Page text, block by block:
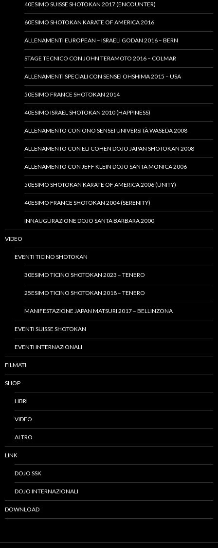
40ESIMO SUISSE SHOTOKAN 2017 (ENCOUNTER)
60ESIMO SHOTOKAN KARATE OF AMERICA 2016
ALLENAMENTI EUROPEAN – ISRAELI GODAN 2016 – BERN
STAGE TECNICO CON JOHN TERAMOTO 2016 – COLMAR
ALLENAMENTI SPECIALI CON SENSEI OHSHIMA 2015 – USA
50ESIMO FRANCE SHOTOKAN 2014
40ESIMO ISRAEL SHOTOKAN 2010 (HAPPINESS)
ALLENAMENTO CON ONO SENSEI UNIVERSITÀ WASEDA 2008
ALLENAMENTO CON ELI COHEN DOJO JAPAN SHOTOKAN 2008
ALLENAMENTO CON JEFF KLEIN DOJO SANTA MONICA 2006
50ESIMO SHOTOKAN KARATE OF AMERICA 2006 (UNITY)
40ESIMO FRANCE SHOTOKAN 2004 (SERENITY)
INNAUGURAZIONE DOJO SANTA BARBARA 2000
VIDEO
EVENTI TICINO SHOTOKAN
30ESIMO TICINO SHOTOKAN 2023 – TENERO
25ESIMO TICINO SHOTOKAN 2018 – TENERO
MANIFESTAZIONE JAPAN MATSURI 2017 – BELLINZONA
EVENTI SUISSE SHOTOKAN
EVENTI INTERNAZIONALI
FILMATI
SHOP
LIBRI
VIDEO
ALTRO
LINK
DOJO SSK
DOJO INTERNAZIONALI
DOWNLOAD